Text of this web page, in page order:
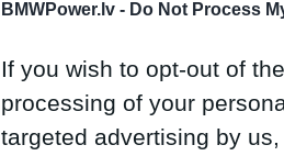
BMWPower.lv - Do Not Process
If you wish to opt-out of
processing of your
targeted advertising by